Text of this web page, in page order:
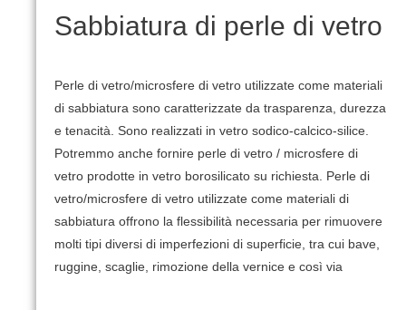
Sabbiatura di perle di vetro
Perle di vetro/microsfere di vetro utilizzate come materiali
di sabbiatura sono caratterizzate da trasparenza, durezza
e tenacità. Sono realizzati in vetro sodico-calcico-silice.
Potremmo anche fornire perle di vetro / microsfere di
vetro prodotte in vetro borosilicato su richiesta. Perle di
vetro/microsfere di vetro utilizzate come materiali di
sabbiatura offrono la flessibilità necessaria per rimuovere
molti tipi diversi di imperfezioni di superficie, tra cui bave,
ruggine, scaglie, rimozione della vernice e così via